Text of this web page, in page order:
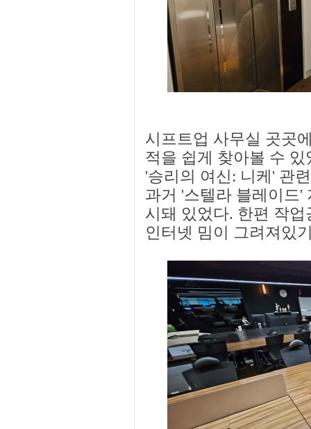
시프트업 사무실 곳곳
적을 쉽게 찾아볼 수
'승리의 여신: 니케' 관
과거 '스텔라 블레이드'
시돼 있었다. 한편 작
인터넷 밈이 그려져있